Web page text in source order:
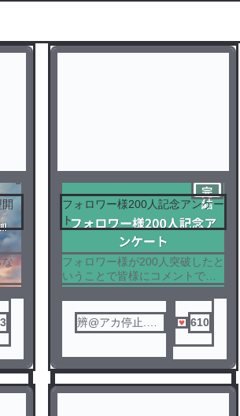
な
完
結
フォロワー様200人記念アンケー
ト
フォロワー様が200人突破したと
いうことで皆様にコメントで教
えてもらいたい
辨@アカ停止.サ
610